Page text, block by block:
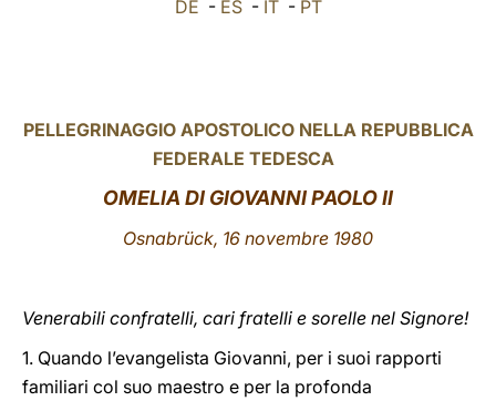
LATINE
DE - ES- IT- PT
PELLEGRINAGGIO APOSTOLICO NELLA REPUBBLICA
FEDERALE TEDESCA
OMELIA DI GIOVANNI PAOLO II
Osnabrück, 16 novembre 1980
Venerabili confratelli, cari fratelli e sorelle nel Signore!
1. Quando l’evangelista Giovanni, per i suoi rapporti
familiari col suo maestro e per la profonda